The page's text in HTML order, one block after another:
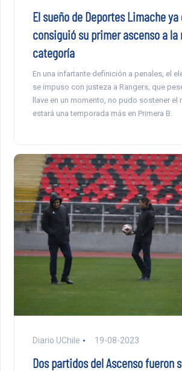
El sueño de Deportes Limache
consiguió su primer ascenso a la
categoría
En una infartante definición a penales, el
se impuso con justeza a Rangers, que
llave en un momento, no pudo sostener el
estará una temporada más en Primera B.
Diario UChile 19-08-2023
Dos partidos del Ascenso fueron